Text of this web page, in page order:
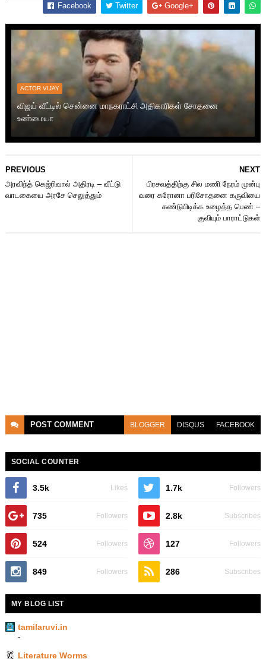
Facebook Twitter Google+
ACTOR VIJAY
விஜய் வீட்டில் சென்னை மாநகராட்சி அதிகாரிகள் சோதனை
உண்மையா
NEXT
பிரசவத்திற்கு சில மணி நேரம் முன்பு
வரை கரோனா பரிசோதனை கருவியை
கண்டுபிடிக்க உழைத்த பெண் –
குவியும் பாராட்டுகள்
PREVIOUS
அரவிந்த் கெஜ்ரிவால் அதிரடி – வீட்டு
வாடகையை அரசே செலுத்தும்
POST COMMENT BLOGGER DISQUS FACEBOOK
SOCIAL COUNTER
3.5k Likes 1.7k Followers
735 Followers 2.8k Subscribes
524 Followers 127 Followers
849 Followers 286 Subscribes
MY BLOG LIST
tamilaruvi.in
-
Literature Worms